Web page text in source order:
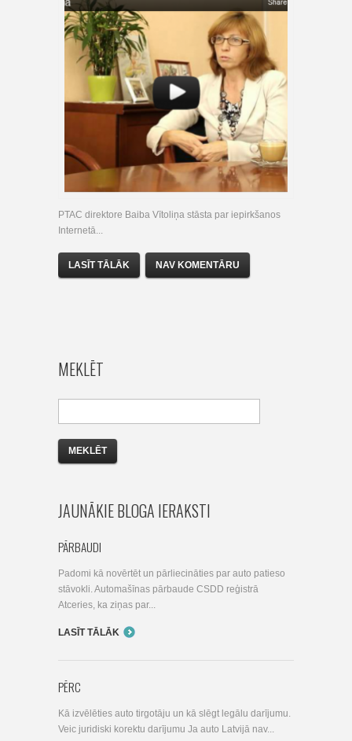
PTAC direktore Baiba Vītoliņa stāsta par iepirkšanos
Internetā...
LASĪT TĀLĀK NAV KOMENTĀRU
MEKLĒT
JAUNĀKIE BLOGA IERAKSTI
PĀRBAUDI
Padomi kā novērtēt un pārliecināties par auto patieso
stāvokli. Automašīnas pārbaude CSDD reģistrā
Atceries, ka ziņas par...
LASĪT TĀLĀK
PĒRC
Kā izvēlēties auto tirgotāju un kā slēgt legālu darījumu.
Veic juridiski korektu darījumu Ja auto Latvijā nav...